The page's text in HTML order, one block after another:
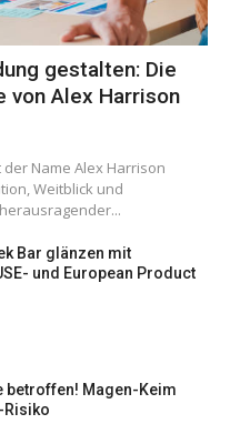
gestalten: Die
von Alex Harrison
Name Alex Harrison
Weitblick und
Bar glänzen mit
und European Product
betroffen! Magen-Keim
Risiko